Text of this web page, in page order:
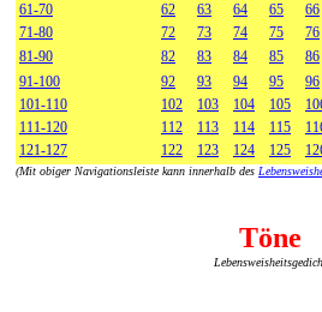
61-70
62 63 64 65 66
71-80
72 73 74 75 76
81-90
82 83 84 85 86
91-100
92 93 94 95 96
101-110
102 103 104 105
111-120
112 113 114 115
121-127
122 123 124 125
(Mit obiger Navigationsleiste kann innerhalb des
Töne